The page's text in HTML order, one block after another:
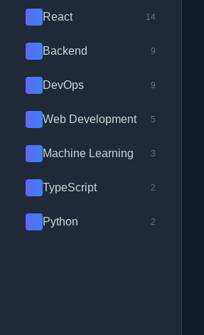
React 14
Backend 9
DevOps 9
Web Development 5
Machine Learning 3
TypeScript 2
Python 2